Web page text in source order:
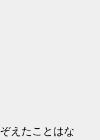
えたことはな